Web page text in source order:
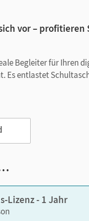
vor – profitieren
Begleiter für Ihren
Es entlastet
unkompliziert
Lizenz - 1 Jahr